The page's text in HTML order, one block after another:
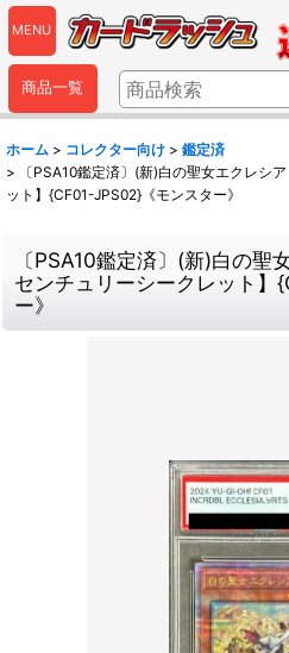
MENU
商品一覧
ホーム > コレクター向け > 鑑定済
>
〔PSA10鑑定済〕(新)白の聖女エクレシ
ット】{CF01-JPS02}《モンスター》
〔PSA10鑑定済〕(新)白の聖
センチュリーシークレット】
ー》